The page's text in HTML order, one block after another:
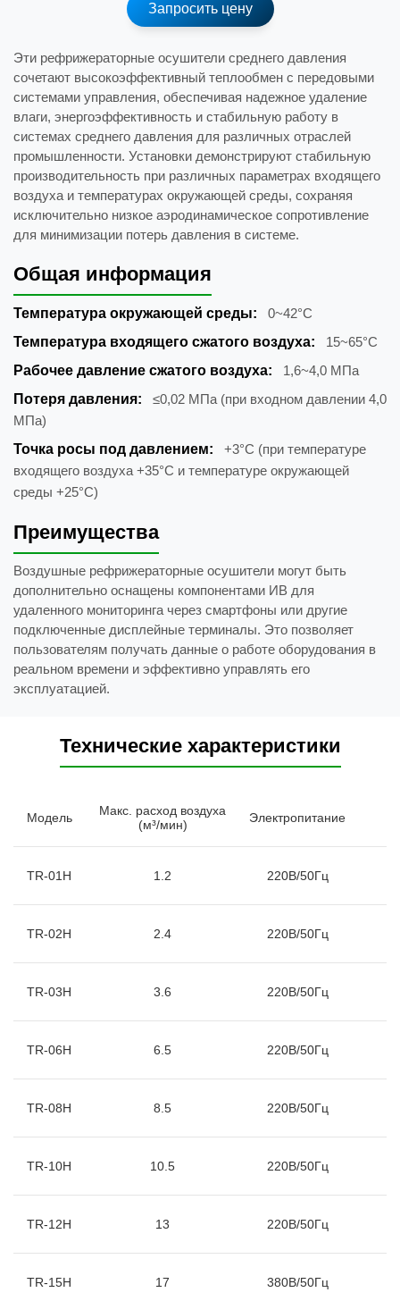
Запросить цену
Эти рефрижераторные осушители среднего давления
сочетают высокоэффективный теплообмен с передовыми
системами управления, обеспечивая надежное удаление
влаги, энергоэффективность и стабильную работу в
системах среднего давления для различных отраслей
промышленности. Установки демонстрируют стабильную
производительность при различных параметрах входящего
воздуха и температурах окружающей среды, сохраняя
исключительно низкое аэродинамическое сопротивление
для минимизации потерь давления в системе.
Общая информация
Температура окружающей среды:
0~42°C
Температура входящего сжатого воздуха:
15~65°C
Рабочее давление сжатого воздуха:
1,6~4,0 МПа
Потеря давления:
≤0,02 МПа (при входном давлении 4,0
МПа)
Точка росы под давлением:
+3°C (при температуре
входящего воздуха +35°C и температуре окружающей
среды +25°C)
Преимущества
Воздушные рефрижераторные осушители могут быть
дополнительно оснащены компонентами ИВ для
удаленного мониторинга через смартфоны или другие
подключенные дисплейные терминалы. Это позволяет
пользователям получать данные о работе оборудования в
реальном времени и эффективно управлять его
эксплуатацией.
Технические характеристики
Модель
Макс. расход воздуха
(м³/мин)
Электропитание
TR-01H 1.2 220В/50Гц
TR-02H 2.4 220В/50Гц
TR-03H 3.6 220В/50Гц
TR-06H 6.5 220В/50Гц
TR-08H 8.5 220В/50Гц
TR-10H 10.5 220В/50Гц
TR-12H 13 220В/50Гц
TR-15H 17 380В/50Гц